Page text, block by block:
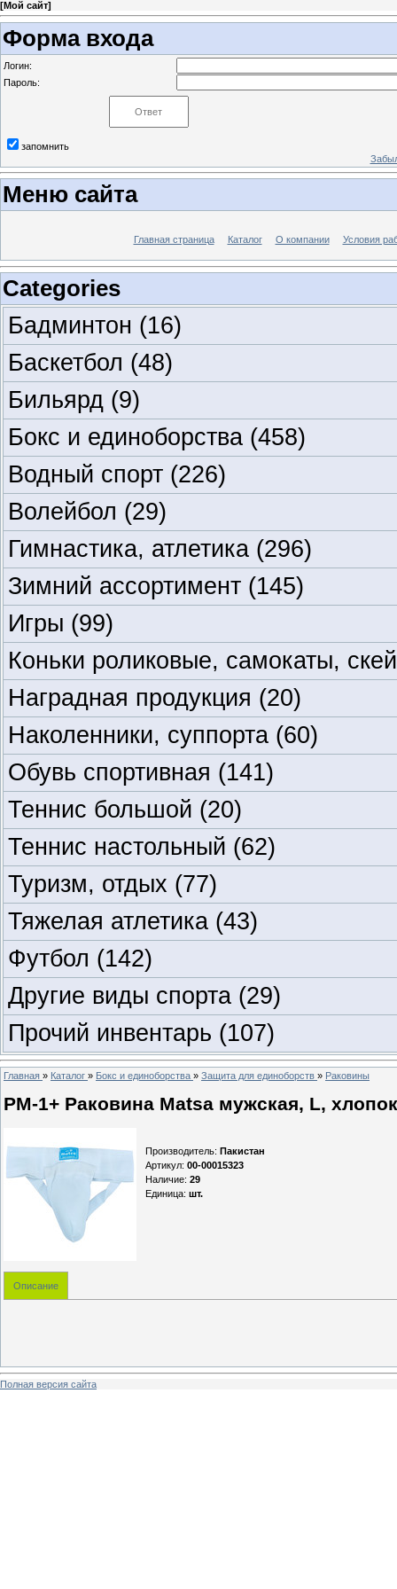
[Мой сайт]
Форма входа
Логин:
Пароль:
запомнить
Меню сайта
Главная страница Каталог О компании Условия
Categories
Бадминтон (16)
Баскетбол (48)
Бильярд (9)
Бокс и единоборства (458)
Водный спорт (226)
Волейбол (29)
Гимнастика, атлетика (296)
Зимний ассортимент (145)
Игры (99)
Коньки роликовые, самокаты,
Наградная продукция (20)
Наколенники, суппорта (60)
Обувь спортивная (141)
Теннис большой (20)
Теннис настольный (62)
Туризм, отдых (77)
Тяжелая атлетика (43)
Футбол (142)
Другие виды спорта (29)
Прочий инвентарь (107)
Главная » Каталог » Бокс и единоборства » Защита для единоборств » Раковины
PM-1+ Раковина Matsa мужская, L,
Производитель: Пакистан
Артикул: 00-00015323
Наличие: 29
Единица: шт.
Описание
Полная версия сайта